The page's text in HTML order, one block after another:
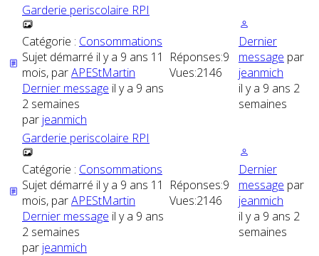
Garderie periscolaire RPI
Catégorie : Consommations
Sujet démarré il y a 9 ans 11
mois, parAPEStMartin
Dernier message il y a 9 ans
2 semaines
par jeanmich
Réponses:9
Vues:2146
Dernier
message par
jeanmich
il y a 9 ans 2
semaines
Garderie periscolaire RPI
Catégorie : Consommations
Sujet démarré il y a 9 ans 11
mois, parAPEStMartin
Dernier message il y a 9 ans
2 semaines
par jeanmich
Réponses:9
Vues:2146
Dernier
message par
jeanmich
il y a 9 ans 2
semaines